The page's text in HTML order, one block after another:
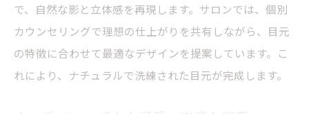
で、自然な影と立体感を再現します。サロンでは、個別
カウンセリングで理想の仕上がりを共有しながら、目元
の特徴に合わせて最適なデザインを提案しています。こ
れにより、ナチュラルで洗練された目元が完成します。